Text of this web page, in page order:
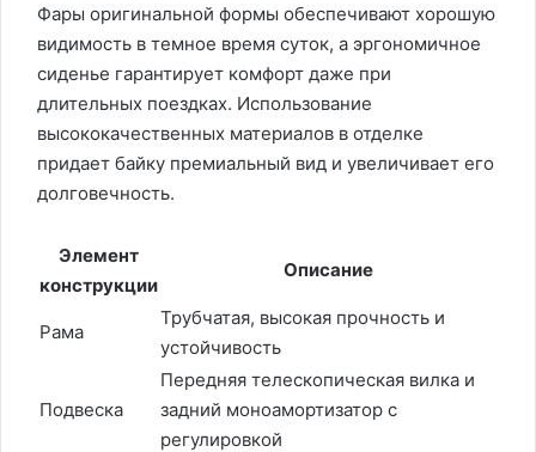
Фары оригинальной формы обеспечивают хорошую
видимость в темное время суток, а эргономичное
сиденье гарантирует комфорт даже при
длительных поездках. Использование
высококачественных материалов в отделке
придает байку премиальный вид и увеличивает его
долговечность.
Элемент
конструкции
Описание
Рама
Трубчатая, высокая прочность и
устойчивость
Подвеска
Передняя телескопическая вилка и
задний моноамортизатор с
регулировкой